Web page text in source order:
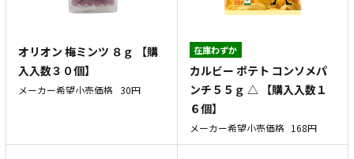
オリオン 梅ミンツ ８ｇ 【購
入入数３０個】
メーカー希望小売価格 30円
在庫わずか
カルビー ポテト コンソメパ
ンチ５５ｇ △ 【購入入数１
６個】
メーカー希望小売価格 168円